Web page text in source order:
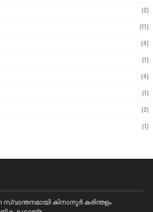
(2)
(11)
(4)
(1)
(4)
(1)
(2)
(1)
സ്വാന്തനമായി കിനാനൂർ കരിന്തളം